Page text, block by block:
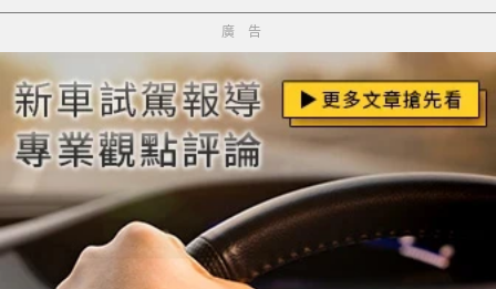
廣告